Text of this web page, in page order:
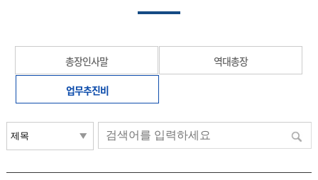
총장인사말 역대총장
업무추진비